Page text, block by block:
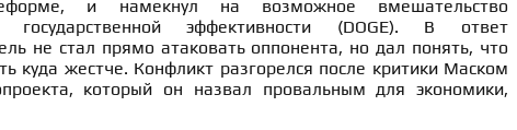
и намекнул на возможное вмешательство
государственной эффективности (DOGE). В ответ
не стал прямо атаковать оппонента, но дал понять, что
куда жестче. Конфликт разгорелся после критики Маском
который он назвал провальным для экономики,